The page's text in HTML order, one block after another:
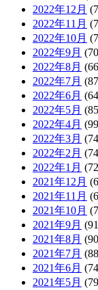
2022年12月
2022年11月
2022年10月
2022年9月
2022年8月
2022年7月
2022年6月
2022年5月
2022年4月
2022年3月
2022年2月
2022年1月
2021年12月
2021年11月
2021年10月
2021年9月
2021年8月
2021年7月
2021年6月
2021年5月